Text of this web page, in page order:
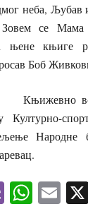
неба, Љубав
Зовем се
њене књиге
Боб
вече
Културно-
Народне
Viber